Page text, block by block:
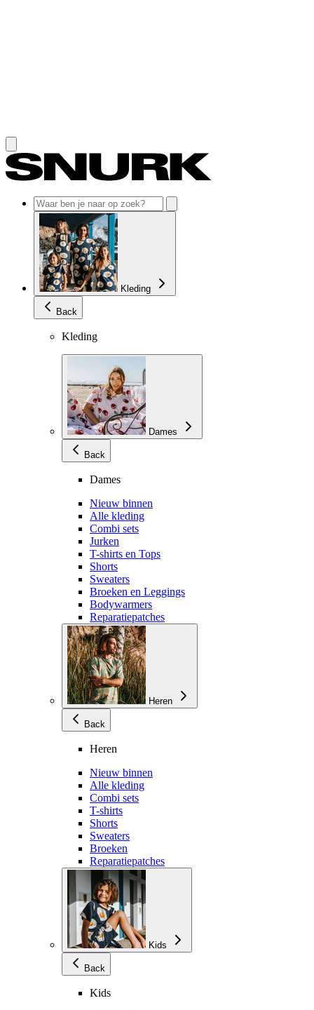
Kleding
Back
Kleding
Dames
Back
Dames
Nieuw binnen
Alle kleding
Combi sets
Jurken
T-shirts en Tops
Shorts
Sweaters
Broeken en Leggings
Bodywarmers
Reparatiepatches
Heren
Back
Heren
Nieuw binnen
Alle kleding
Combi sets
T-shirts
Shorts
Sweaters
Broeken
Reparatiepatches
Kids
Back
Kids